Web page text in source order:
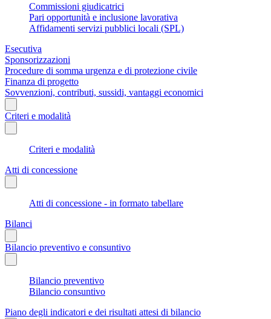
Commissioni giudicatrici
Pari opportunità e inclusione lavorativa
Affidamenti servizi pubblici locali (SPL)
Esecutiva
Sponsorizzazioni
Procedure di somma urgenza e di protezione civile
Finanza di progetto
Sovvenzioni, contributi, sussidi, vantaggi economici
Criteri e modalità
Criteri e modalità
Atti di concessione
Atti di concessione - in formato tabellare
Bilanci
Bilancio preventivo e consuntivo
Bilancio preventivo
Bilancio consuntivo
Piano degli indicatori e dei risultati attesi di bilancio